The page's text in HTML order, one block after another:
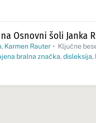
Osnovni šoli Janka
, Karmen Rauter • Ključne
bralna značka, disleksija,